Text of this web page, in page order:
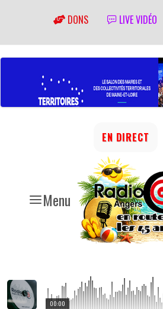
DONS LIVE VIDÉO
Menu
EN DIRECT
00:00